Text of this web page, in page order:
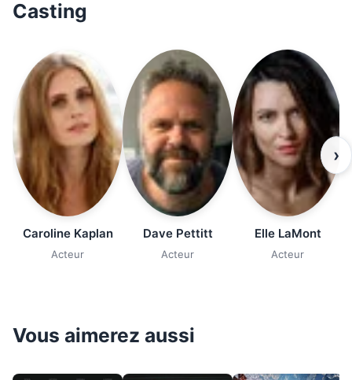
Casting
Caroline Kaplan
Acteur
Dave Pettitt
Acteur
Elle LaMont
Acteur
›
Vous aimerez aussi